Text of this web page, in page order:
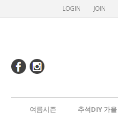
LOGIN JOIN
여름시즌 추석DIY 가을